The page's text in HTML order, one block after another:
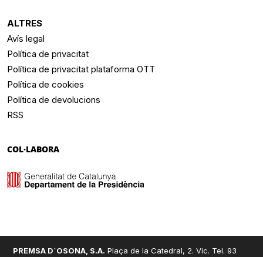
ALTRES
Avís legal
Política de privacitat
Política de privacitat plataforma OTT
Política de cookies
Política de devolucions
RSS
COL·LABORA
PREMSA D´OSONA, S.A. Plaça de la Catedral, 2. Vic. Tel. 93